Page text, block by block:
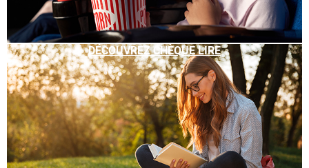
DÉCOUVREZ CHÈQUE LIRE